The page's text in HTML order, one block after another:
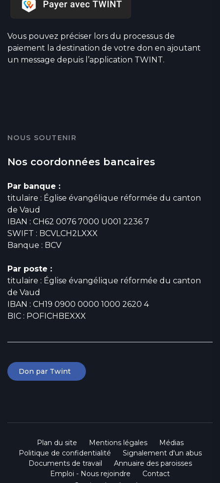
Vous pouvez préciser lors du processus de
paiement la destination de votre don en ajoutant
un message depuis l’application TWINT.
NOUS SOUTENIR
Nos coordonnées bancaires
Par banque :
titulaire : Église évangélique réformée du canton
de Vaud
IBAN : CH62 0076 7000 U001 2236 7
SWIFT : BCVLCH2LXXX
Banque : BCV
Par poste :
titulaire : Église évangélique réformée du canton
de Vaud
IBAN : CH19 0900 0000 1000 2620 4
BIC : POFICHBEXXX
Don par Twint
Plan du site Mentions légales
Médias
Politique de confidentialité
Signalement d'un abus
Documents de travail
Annuaire des paroisses
Emploi - Nous rejoindre
Contact